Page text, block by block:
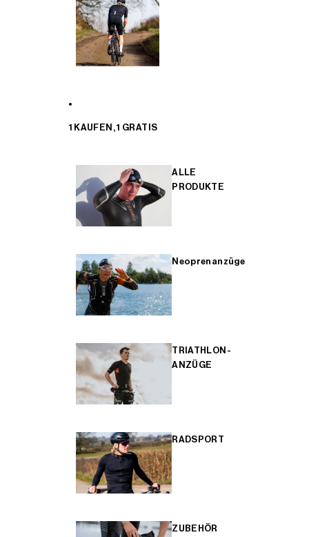
1 KAUFEN, 1 GRATIS
ALLE
PRODUKTE
Neoprenanzüge
TRIATHLON-
ANZÜGE
RADSPORT
ZUBEHÖR